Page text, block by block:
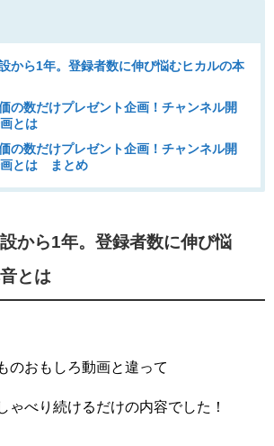
から1年。登録者数に伸び悩むヒカルの本
の数だけプレゼント企画！チャンネル開
とは
の数だけプレゼント企画！チャンネル開
画とは まとめ
から1年。登録者数に伸び悩
とは
のおもしろ動画と違って
ゃべり続けるだけの内容でした！